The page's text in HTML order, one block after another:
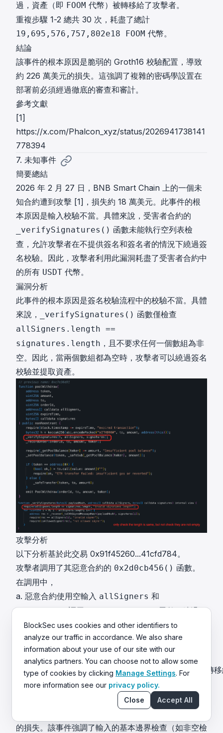
過，資產（即 FOOM 代幣）被轉移給了攻擊者。
重複步驟 1-2 總共 30 次，耗盡了總計
19,695,576,757,802e18 FOOM 代幣。
結論
該事件的根本原因是脆弱的 Groth16 校驗配置，導致
約 226 萬美元的損失。這強調了複雜的密碼學設置在
部署前必須經過徹底的審查和審計。
參考文獻
[1]
https://x.com/Phalcon_xyz/status/2026941738141
778394
7. 未知事件
簡要總結
2026 年 2 月 27 日，BNB Smart Chain 上的一個未
知合約遭到攻擊 [1]，損失約 18 萬美元。此事件的根
本原因是輸入校驗不當。具體來說，受害者合約的
_verifySignatures() 函數未能執行空列表檢
查，允許攻擊者在不提供簽名和簽名者的情況下繞過簽
名校驗。因此，攻擊者利用此漏洞耗盡了受害者合約中
的所有 USDT 代幣。
漏洞分析
此事件的根本原因是簽名校驗流程中的校驗不當。具體
來說，
_verifySignatures() 函數僅檢查
allSigners.length ==
signatures.length ，且不要求任何一個數組為非
空。因此，當兩個數組都為空時，攻擊者可以繞過簽名
校驗並提取資產。
攻擊分析
以下分析基於此交易 0x91f45260...41cfd784。
攻擊者調用了其惡意合約的 0x2d0cb456() 函數。
在調用中，
a. 惡意合約使用空輸入 allSigners 和
signatures調用poolWithdraw()函數，繞過了
預期的簽名校驗邏輯。
的損失。該事件強調了輸入的基本邊界檢查（如非空檢
BlockSec uses cookies and other identifiers to
analyze our traffic in accordance. We also share
information about your use of our site with our
analytics partners. You can choose not to allow some
type of cookies by clicking Manage Settings. For
more information see our privacy policy.
Close
Accept All